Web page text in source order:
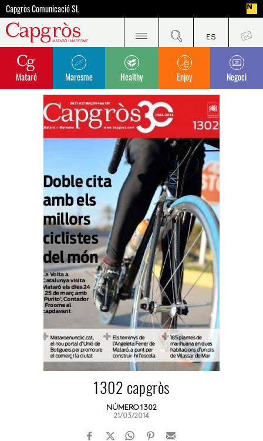
Capgròs Comunicació SL
Mataró Maresme Healthy Enjoy Negoci
1302 capgròs
NÚMERO 1302
21/03/2014